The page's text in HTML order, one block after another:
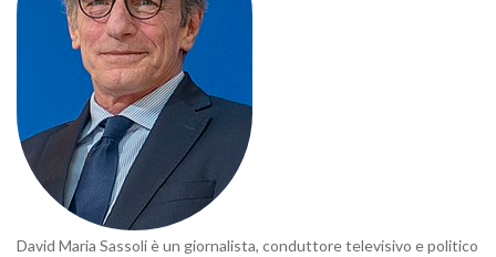
David Maria Sassoli è un giornalista, conduttore televisivo e politico